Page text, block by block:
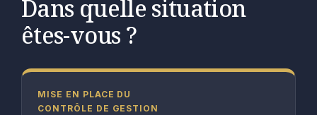
Dans quelle situation
êtes-vous ?
MISE EN PLACE DU
CONTRÔLE DE GESTION